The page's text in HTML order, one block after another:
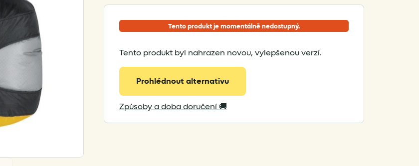
Tento produkt je momentálně nedostupný.
Tento produkt byl nahrazen novou, vylepšenou verzí.
Prohlédnout alternativu
Způsoby a doba doručení 🚚